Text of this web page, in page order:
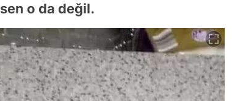
o da değil.